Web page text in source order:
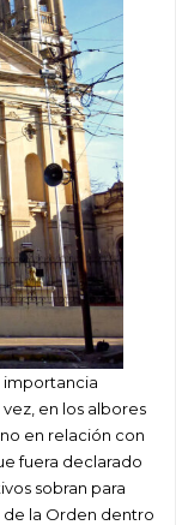
importancia
en los albores
en relación con
fuera declarado
sobran para
la Orden dentro